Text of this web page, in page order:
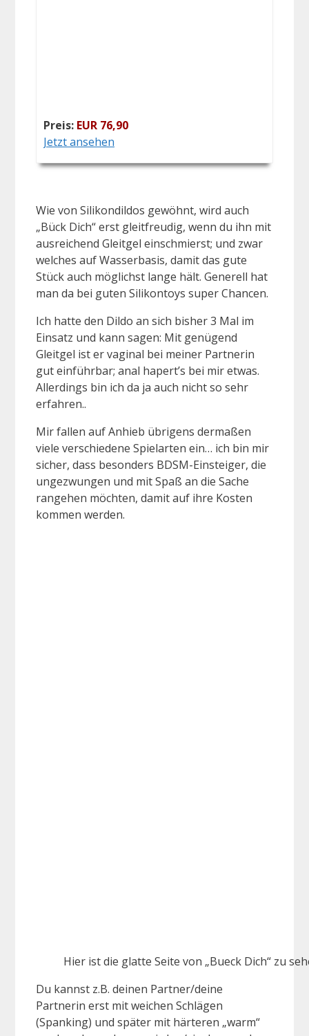
Preis: EUR 76,90
Jetzt ansehen
Wie von Silikondildos gewöhnt, wird auch
„Bück Dich“ erst gleitfreudig, wenn du ihn mit
ausreichend Gleitgel einschmierst; und zwar
welches auf Wasserbasis, damit das gute
Stück auch möglichst lange hält. Generell hat
man da bei guten Silikontoys super Chancen.
Ich hatte den Dildo an sich bisher 3 Mal im
Einsatz und kann sagen: Mit genügend
Gleitgel ist er vaginal bei meiner Partnerin
gut einführbar; anal hapert’s bei mir etwas.
Allerdings bin ich da ja auch nicht so sehr
erfahren..
Mir fallen auf Anhieb übrigens dermaßen
viele verschiedene Spielarten ein… ich bin mir
sicher, dass besonders BDSM-Einsteiger, die
ungezwungen und mit Spaß an die Sache
rangehen möchten, damit auf ihre Kosten
kommen werden.
Hier ist die glatte Seite von „Bueck Dich“ zu
Du kannst z.B. deinen Partner/deine
Partnerin erst mit weichen Schlägen
(Spanking) und später mit härteren „warm“